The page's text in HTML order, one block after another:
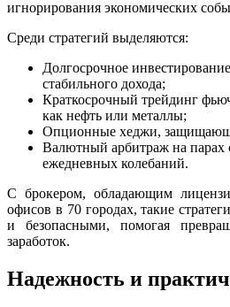
игнорирования экономических
Среди стратегий выделяются:
Долгосрочное
стабильного дохода;
Краткосрочный трейдинг
как нефть или металлы;
Опционные хеджи,
Валютный арбитраж на парах
ежедневных колебаний.
С брокером, обладающим
офисов в 70 городах, такие
и безопасными, помогая
заработок.
Надежность и